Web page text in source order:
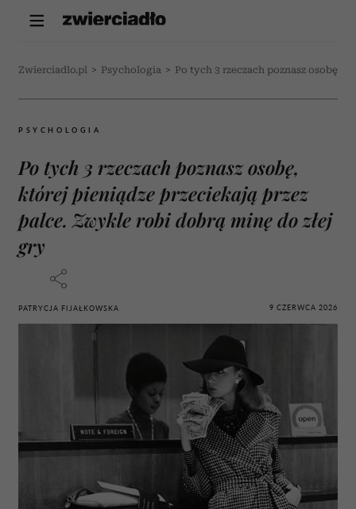
Zwierciadlo.pl > Psychologia > Po tych 3 rzeczach poznasz osobę,
PSYCHOLOGIA
Po tych 3 rzeczach poznasz osobę,
której pieniądze przeciekają przez
palce. Zwykle robi dobrą minę do złej
gry
PATRYCJA FIJAŁKOWSKA 9 CZERWCA 2026